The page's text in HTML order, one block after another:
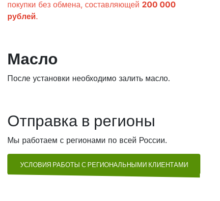
покупки без обмена, составляющей 200 000
рублей.
Масло
После установки необходимо залить масло.
Отправка в регионы
Мы работаем с регионами по всей России.
УСЛОВИЯ РАБОТЫ С РЕГИОНАЛЬНЫМИ КЛИЕНТАМИ